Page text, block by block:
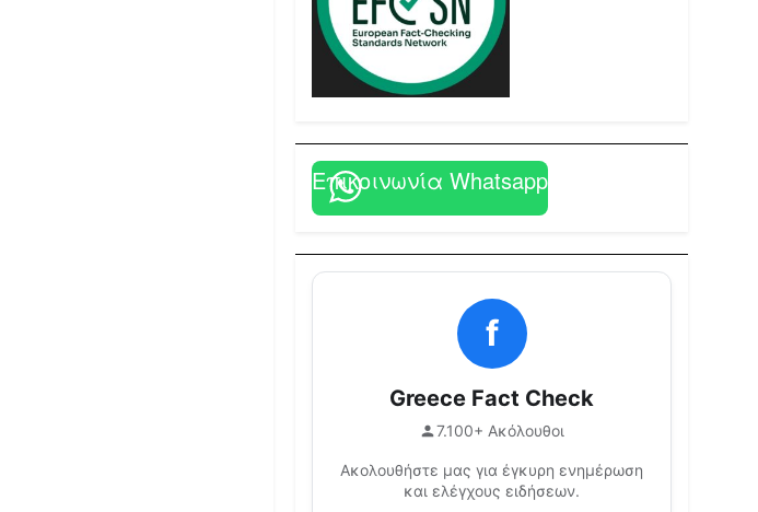
Επικοινωνία Whatsapp
f
Greece Fact Check
7.100+ Ακόλουθοι
Ακολουθήστε μας για έγκυρη ενημέρωση
και ελέγχους ειδήσεων.